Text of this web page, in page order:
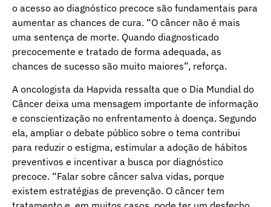
o acesso ao diagnóstico precoce são fundamentais para
aumentar as chances de cura. “O câncer não é mais
uma sentença de morte. Quando diagnosticado
precocemente e tratado de forma adequada, as
chances de sucesso são muito maiores”, reforça.
A oncologista da Hapvida ressalta que o Dia Mundial do
Câncer deixa uma mensagem importante de informação
e conscientização no enfrentamento à doença. Segundo
ela, ampliar o debate público sobre o tema contribui
para reduzir o estigma, estimular a adoção de hábitos
preventivos e incentivar a busca por diagnóstico
precoce. “Falar sobre câncer salva vidas, porque
existem estratégias de prevenção. O câncer tem